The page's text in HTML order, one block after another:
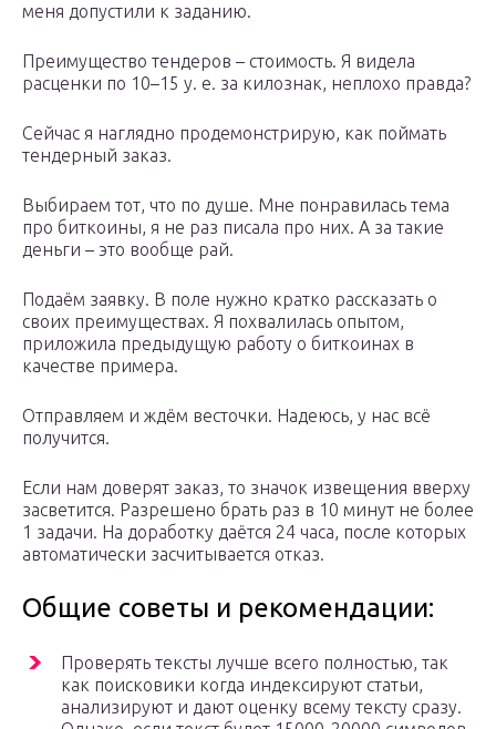
меня допустили к заданию.
Преимущество тендеров – стоимость. Я видела
расценки по 10–15 у. е. за килознак, неплохо правда?
Сейчас я наглядно продемонстрирую, как поймать
тендерный заказ.
Выбираем тот, что по душе. Мне понравилась тема
про биткоины, я не раз писала про них. А за такие
деньги – это вообще рай.
Подаём заявку. В поле нужно кратко рассказать о
своих преимуществах. Я похвалилась опытом,
приложила предыдущую работу о биткоинах в
качестве примера.
Отправляем и ждём весточки. Надеюсь, у нас всё
получится.
Если нам доверят заказ, то значок извещения вверху
засветится. Разрешено брать раз в 10 минут не более
1 задачи. На доработку даётся 24 часа, после которых
автоматически засчитывается отказ.
Общие советы и рекомендации:
Проверять тексты лучше всего полностью, так
как поисковики когда индексируют статьи,
анализируют и дают оценку всему тексту сразу.